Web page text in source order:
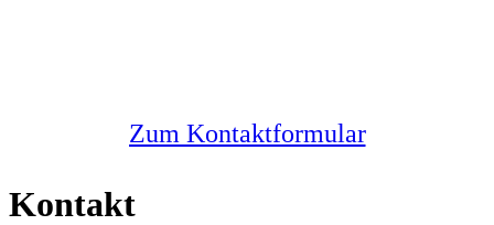
Zum Kontaktformular
Kontakt